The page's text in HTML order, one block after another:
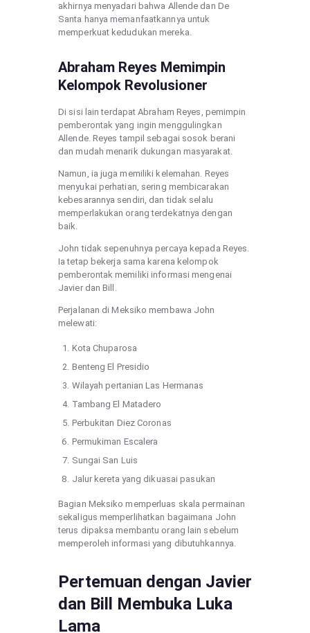
akhirnya menyadari bahwa Allende dan De
Santa hanya memanfaatkannya untuk
memperkuat kedudukan mereka.
Abraham Reyes Memimpin
Kelompok Revolusioner
Di sisi lain terdapat Abraham Reyes, pemimpin
pemberontak yang ingin menggulingkan
Allende. Reyes tampil sebagai sosok berani
dan mudah menarik dukungan masyarakat.
Namun, ia juga memiliki kelemahan. Reyes
menyukai perhatian, sering membicarakan
kebesarannya sendiri, dan tidak selalu
memperlakukan orang terdekatnya dengan
baik.
John tidak sepenuhnya percaya kepada Reyes.
Ia tetap bekerja sama karena kelompok
pemberontak memiliki informasi mengenai
Javier dan Bill.
Perjalanan di Meksiko membawa John
melewati:
Kota Chuparosa
Benteng El Presidio
Wilayah pertanian Las Hermanas
Tambang El Matadero
Perbukitan Diez Coronas
Permukiman Escalera
Sungai San Luis
Jalur kereta yang dikuasai pasukan
Bagian Meksiko memperluas skala permainan
sekaligus memperlihatkan bagaimana John
terus dipaksa membantu orang lain sebelum
memperoleh informasi yang dibutuhkannya.
Pertemuan dengan Javier
dan Bill Membuka Luka
Lama